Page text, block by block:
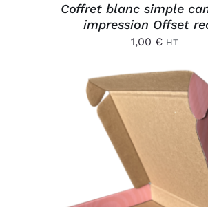
Coffret blanc simple
impression Offset
1,00 € HT
AJOUTER AU PANIER